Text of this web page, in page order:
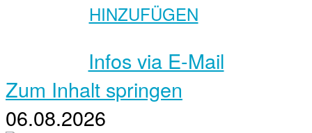
HINZUFÜGEN
Infos via E-Mail
Zum Inhalt springen
06.08.2026